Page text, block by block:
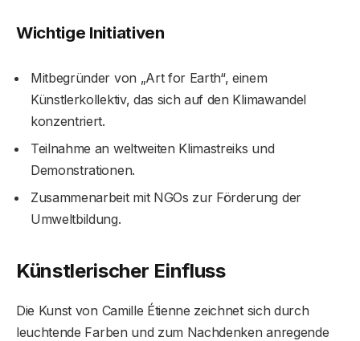
Wichtige Initiativen
Mitbegründer von „Art for Earth“, einem
Künstlerkollektiv, das sich auf den Klimawandel
konzentriert.
Teilnahme an weltweiten Klimastreiks und
Demonstrationen.
Zusammenarbeit mit NGOs zur Förderung der
Umweltbildung.
Künstlerischer Einfluss
Die Kunst von Camille Étienne zeichnet sich durch
leuchtende Farben und zum Nachdenken anregende